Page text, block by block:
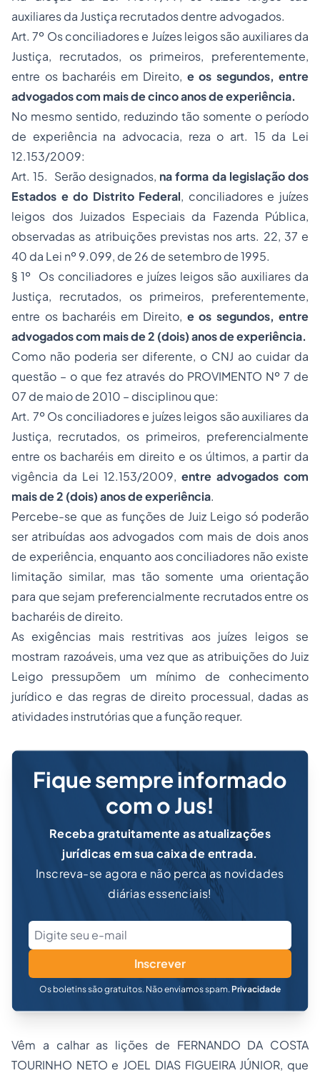
auxiliares da Justiça recrutados dentre advogados.
Art. 7º Os conciliadores e Juízes leigos são auxiliares da
Justiça, recrutados, os primeiros, preferentemente,
entre os bacharéis em Direito, e os segundos, entre
advogados com mais de cinco anos de experiência.
No mesmo sentido, reduzindo tão somente o período
de experiência na advocacia, reza o art. 15 da Lei
12.153/2009:
Art. 15. Serão designados, na forma da legislação dos
Estados e do Distrito Federal, conciliadores e juízes
leigos dos Juizados Especiais da Fazenda Pública,
observadas as atribuições previstas nos arts. 22, 37 e
40 da Lei nº 9.099, de 26 de setembro de 1995.
§ 1º Os conciliadores e juízes leigos são auxiliares da
Justiça, recrutados, os primeiros, preferentemente,
entre os bacharéis em Direito, e os segundos, entre
advogados com mais de 2 (dois) anos de experiência.
Como não poderia ser diferente, o CNJ ao cuidar da
questão – o que fez através do PROVIMENTO Nº 7 de
07 de maio de 2010 – disciplinou que:
Art. 7º Os conciliadores e juízes leigos são auxiliares da
Justiça, recrutados, os primeiros, preferencialmente
entre os bacharéis em direito e os últimos, a partir da
vigência da Lei 12.153/2009, entre advogados com
mais de 2 (dois) anos de experiência.
Percebe-se que as funções de Juiz Leigo só poderão
ser atribuídas aos advogados com mais de dois anos
de experiência, enquanto aos conciliadores não existe
limitação similar, mas tão somente uma orientação
para que sejam preferencialmente recrutados entre os
bacharéis de direito.
As exigências mais restritivas aos juízes leigos se
mostram razoáveis, uma vez que as atribuições do Juiz
Leigo pressupõem um mínimo de conhecimento
jurídico e das regras de direito processual, dadas as
atividades instrutórias que a função requer.
Fique sempre informado
com o Jus!
Receba gratuitamente as atualizações
jurídicas em sua caixa de entrada.
Inscreva-se agora e não perca as novidades
diárias essenciais!
Inscrever
Os boletins são gratuitos. Não enviamos spam. Privacidade
Vêm a calhar as lições de FERNANDO DA COSTA
TOURINHO NETO e JOEL DIAS FIGUEIRA JÚNIOR, que